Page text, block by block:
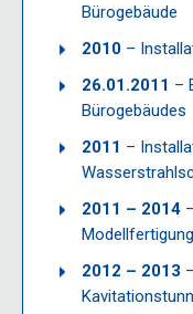
Bürogebäude
2010 –
26.01.2011 –
Bürogebäudes
2011 –
2011 – 2014
2012 – 2013